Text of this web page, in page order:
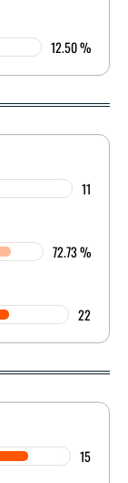
12.50 %
11
72.73 %
22
15